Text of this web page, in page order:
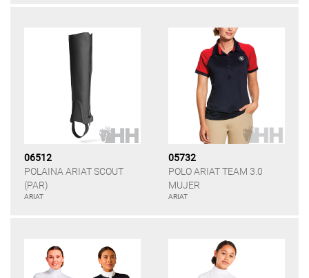
06512
POLAINA ARIAT SCOUT
(PAR)
ARIAT
05732
POLO ARIAT TEAM 3.0
MUJER
ARIAT